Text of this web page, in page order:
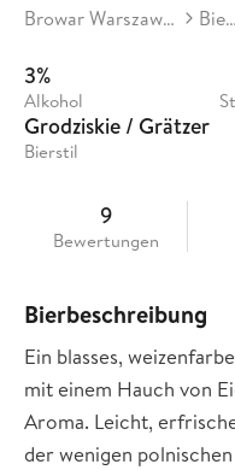
Browar Warszawski Biere
3%
Alkohol
Grodziskie / Grätzer
Bierstil
9
Bewertungen
Bierbeschreibung
Ein blasses,
mit einem Hauch von
Aroma. Leicht,
der wenigen